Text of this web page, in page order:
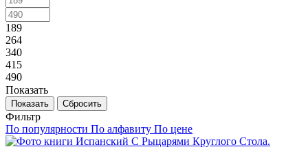
189
264
340
415
490
Показать
Сбросить
Фильтр
По популярности По алфавиту По цене